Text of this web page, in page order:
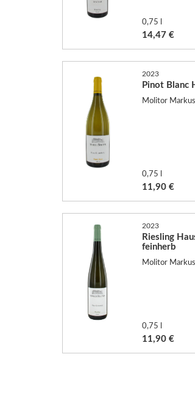
0,75 l
14,47 €
2023
Pinot Blanc
Molitor
0,75 l
11,90 €
2023
Riesling
feinherb
Molitor
0,75 l
11,90 €